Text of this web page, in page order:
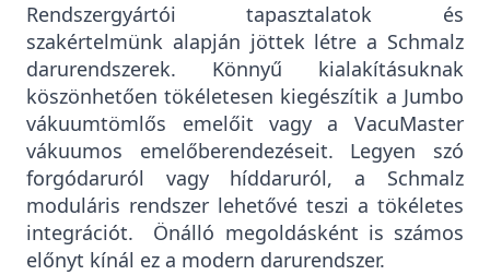
Rendszergyártói tapasztalatok és
szakértelmünk alapján jöttek létre a Schmalz
darurendszerek. Könnyű kialakításuknak
köszönhetően tökéletesen kiegészítik a Jumbo
vákuumtömlős emelőit vagy a VacuMaster
vákuumos emelőberendezéseit. Legyen szó
forgódaruról vagy híddaruról, a Schmalz
moduláris rendszer lehetővé teszi a tökéletes
integrációt. Önálló megoldásként is számos
előnyt kínál ez a modern darurendszer.